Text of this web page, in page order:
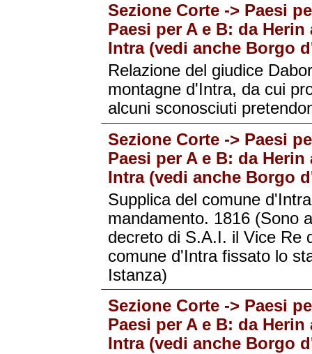
Sezione Corte -> Paesi
Paesi per A e B: da
Intra (vedi anche Borgo
Relazione del giudice
montagne d'Intra, da cui
alcuni sconosciuti
Sezione Corte -> Paesi
Paesi per A e B: da
Intra (vedi anche Borgo
Supplica del comune
mandamento. 1816 (Sono
decreto di S.A.I. il Vice Re
comune d'Intra fissato lo
Istanza)
Sezione Corte -> Paesi
Paesi per A e B: da
Intra (vedi anche Borgo